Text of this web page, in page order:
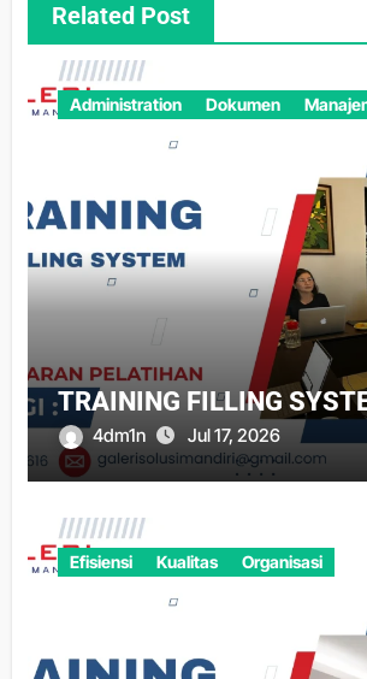
Related Post
Administration Dokumen
TRAINING FILLING
4dm1n Jul 17, 2026
Efisiensi Kualitas Organisasi